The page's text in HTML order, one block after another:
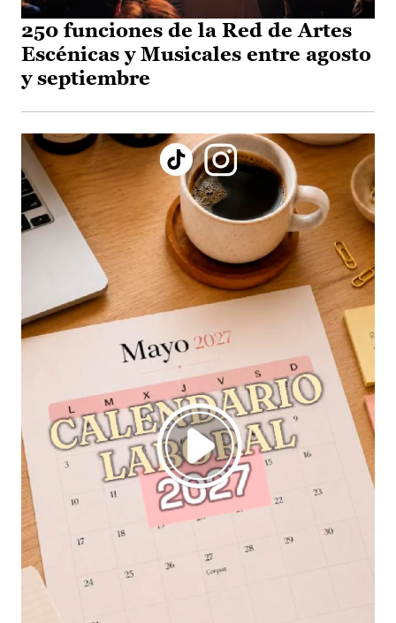
250 funciones de la Red de Artes
Escénicas y Musicales entre agosto
y septiembre